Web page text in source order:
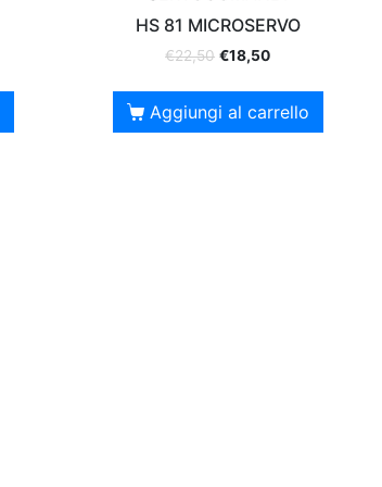
HS 81 MICROSERVO
€22,50 €18,50
Aggiungi al carrello